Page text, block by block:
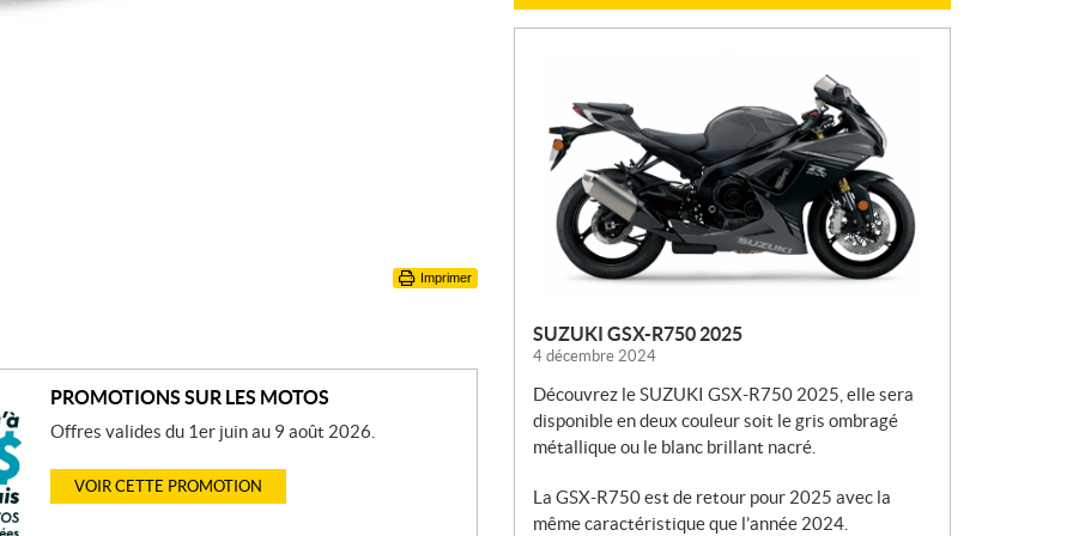
Imprimer
PROMOTIONS SUR LES MOTOS
Offres valides du 1er juin au 9 août 2026.
VOIR CETTE PROMOTION
V
SUZUKI GSX-R750 2025
4 décembre 2024
Découvrez le SUZUKI GSX-R750 2025, elle sera
disponible en deux couleur soit le gris ombragé
métallique ou le blanc brillant nacré.
La GSX-R750 est de retour pour 2025 avec la
même caractéristique que l’année 2024.